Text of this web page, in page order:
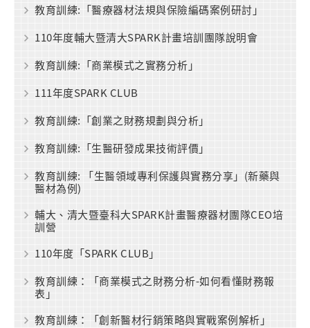
教育訓練:「醫療器材法規與保險編碼案例研討」
110年度輔大暨清大SPARK計畫培訓團隊說明會
教育訓練:「商業模式之實務分析」
111年度SPARK CLUB
教育訓練:「創業之財務規劃與分析」
教育訓練:「生醫研發成果技術評價」
教育訓練: 「生醫領域專利保護與實務分享」(新藥與
醫材為例)
輔大、清大暨臺科大SPARK計畫醫療器材團隊CEO培
訓營
110年度「SPARK CLUB」
教育訓練：「商業模式之財務分析-如何看懂財務報
表」
教育訓練：「創新醫材行銷策略與實戰案例解析」